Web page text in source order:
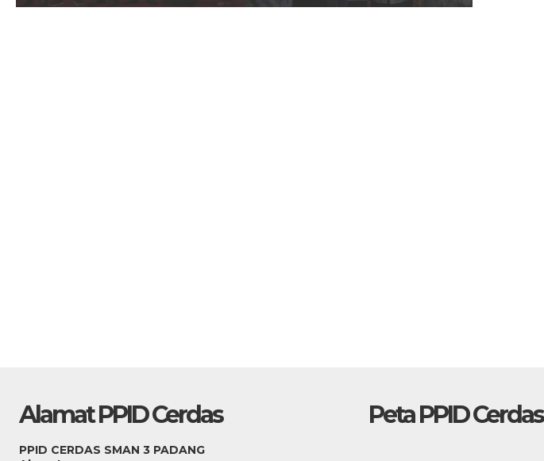
Alamat PPID Cerdas
PPID CERDAS SMAN 3 PADANG
Peta PPID Cerdas